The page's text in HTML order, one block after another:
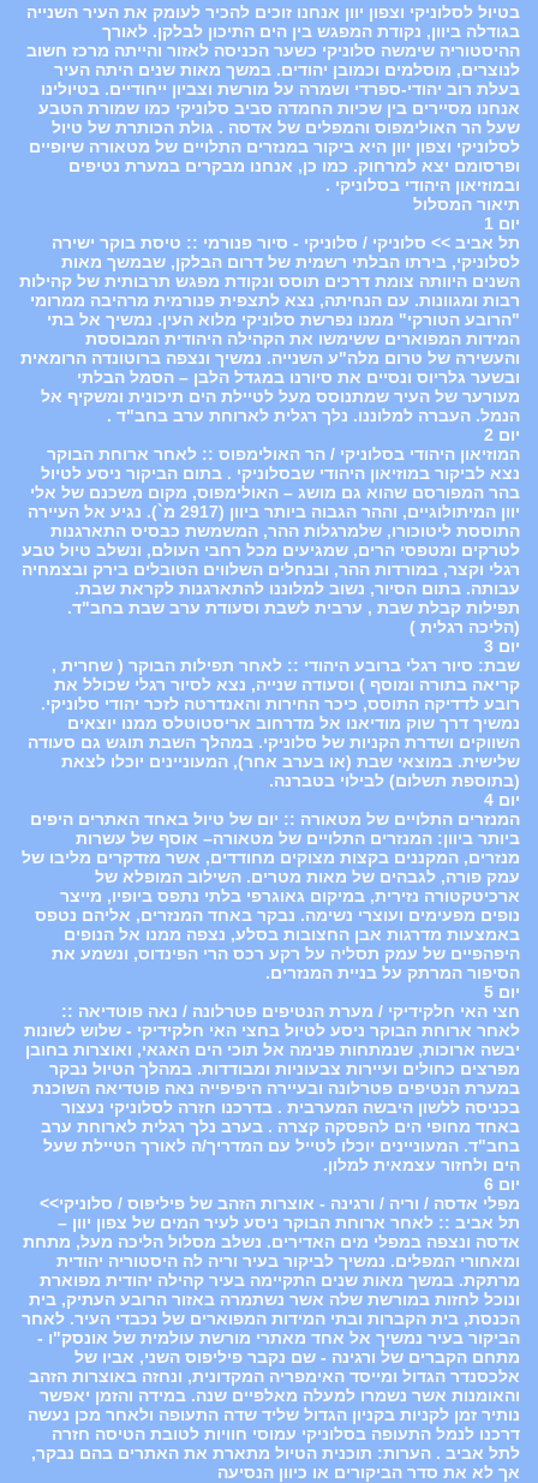
בטיול לסלוניקי וצפון יוון אנחנו זוכים להכיר לעומק את העיר השנייה
בגודלה ביוון, נקודת המפגש בין הים התיכון לבלקן. לאורך
ההיסטוריה שימשה סלוניקי כשער הכניסה לאזור והייתה מרכז חשוב
לנוצרים, מוסלמים וכמובן יהודים. במשך מאות שנים היתה העיר
בעלת רוב יהודי-ספרדי ושמרה על מורשת וצביון ייחודיים. בטיולינו
אנחנו מסיירים בין שכיות החמדה סביב סלוניקי כמו שמורת הטבע
שעל הר האולימפוס והמפלים של אדסה . גולת הכותרת של טיול
לסלוניקי וצפון יוון היא ביקור במנזרים התלויים של מטאורה שיופיים
ופרסומם יצא למרחוק. כמו כן, אנחנו מבקרים במערת נטיפים
ובמוזיאון היהודי בסלוניקי .
תיאור המסלול
יום 1
תל אביב >> סלוניקי / סלוניקי - סיור פנורמי :: טיסת בוקר ישירה
לסלוניקי, בירתו הבלתי רשמית של דרום הבלקן, שבמשך מאות
השנים היוותה צומת דרכים תוסס ונקודת מפגש תרבותית של קהילות
רבות ומגוונות. עם הנחיתה, נצא לתצפית פנורמית מרהיבה ממרומי
"הרובע הטורקי" ממנו נפרשת סלוניקי מלוא העין. נמשיך אל בתי
המידות המפוארים ששימשו את הקהילה היהודית המבוססת
והעשירה של טרום מלה"ע השנייה. נמשיך ונצפה ברוטונדה הרומאית
ובשער גלריוס ונסיים את סיורנו במגדל הלבן – הסמל הבלתי
מעורער של העיר שמתנוסס מעל לטיילת הים תיכונית ומשקיף אל
הנמל. העברה למלוננו. נלך רגלית לארוחת ערב בחב"ד .
יום 2
המוזיאון היהודי בסלוניקי / הר האולימפוס :: לאחר ארוחת הבוקר
נצא לביקור במוזיאון היהודי שבסלוניקי . בתום הביקור ניסע לטיול
בהר המפורסם שהוא גם מושג – האולימפוס, מקום משכנם של אלי
יוון המיתולוגיים, וההר הגבוה ביותר ביוון (2917 מ`). נגיע אל העיירה
התוססת ליטוכורו, שלמרגלות ההר, המשמשת כבסיס התארגנות
לטרקים ומטפסי הרים, שמגיעים מכל רחבי העולם, ונשלב טיול טבע
רגלי וקצר, במורדות ההר, ובנחלים השלווים הטובלים בירק ובצמחיה
עבותה. בתום הסיור, נשוב למלוננו להתארגנות לקראת שבת.
תפילות קבלת שבת , ערבית לשבת וסעודת ערב שבת בחב"ד.
(הליכה רגלית )
יום 3
שבת: סיור רגלי ברובע היהודי :: לאחר תפילות הבוקר ( שחרית ,
קריאה בתורה ומוסף ) וסעודה שנייה, נצא לסיור רגלי שכולל את
רובע לדדיקה התוסס, כיכר החירות והאנדרטה לזכר יהודי סלוניקי.
נמשיך דרך שוק מודיאנו אל מדרחוב אריסטוטלס ממנו יוצאים
השווקים ושדרת הקניות של סלוניקי. במהלך השבת תוגש גם סעודה
שלישית. במוצאי שבת (או בערב אחר), המעוניינים יוכלו לצאת
(בתוספת תשלום) לבילוי בטברנה.
יום 4
המנזרים התלויים של מטאורה :: יום של טיול באחד האתרים היפים
ביותר ביוון: המנזרים התלויים של מטאורה– אוסף של עשרות
מנזרים, המקננים בקצות מצוקים מחודדים, אשר מזדקרים מליבו של
עמק פורה, לגבהים של מאות מטרים. השילוב המופלא של
ארכיטקטורה נזירית, במיקום גאוגרפי בלתי נתפס ביופיו, מייצר
נופים מפעימים ועוצרי נשימה. נבקר באחד המנזרים, אליהם נטפס
באמצעות מדרגות אבן החצובות בסלע, נצפה ממנו אל הנופים
היפהפיים של עמק תסליה על רקע רכס הרי הפינדוס, ונשמע את
הסיפור המרתק על בניית המנזרים.
יום 5
חצי האי חלקידיקי / מערת הנטיפים פטרלונה / נאה פוטדיאה ::
לאחר ארוחת הבוקר ניסע לטיול בחצי האי חלקידיקי - שלוש לשונות
יבשה ארוכות, שנמתחות פנימה אל תוכי הים האגאי, ואוצרות בחובן
מפרצים כחולים ועיירות צבעוניות ומבודדות. במהלך הטיול נבקר
במערת הנטיפים פטרלונה ובעיירה היפיפייה נאה פוטדיאה השוכנת
בכניסה ללשון היבשה המערבית . בדרכנו חזרה לסלוניקי נעצור
באחד מחופי הים להפסקה קצרה . בערב נלך רגלית לארוחת ערב
בחב"ד. המעוניינים יוכלו לטייל עם המדריך/ה לאורך הטיילת שעל
הים ולחזור עצמאית למלון.
יום 6
מפלי אדסה / וריה / ורגינה - אוצרות הזהב של פיליפוס / סלוניקי>>
תל אביב :: לאחר ארוחת הבוקר ניסע לעיר המים של צפון יוון –
אדסה ונצפה במפלי מים האדירים. נשלב מסלול הליכה מעל, מתחת
ומאחורי המפלים. נמשיך לביקור בעיר וריה לה היסטוריה יהודית
מרתקת. במשך מאות שנים התקיימה בעיר קהילה יהודית מפוארת
ונוכל לחזות במורשת שלה אשר נשתמרה באזור הרובע העתיק, בית
הכנסת, בית הקברות ובתי המידות המפוארים של נכבדי העיר. לאחר
הביקור בעיר נמשיך אל אחד מאתרי מורשת עולמית של אונסק"ו -
מתחם הקברים של ורגינה - שם נקבר פיליפוס השני, אביו של
אלכסנדר הגדול ומייסד האימפריה המקדונית, ונחזה באוצרות הזהב
והאומנות אשר נשמרו למעלה מאלפיים שנה. במידה והזמן יאפשר
נותיר זמן לקניות בקניון הגדול שליד שדה התעופה ולאחר מכן נעשה
דרכנו לנמל התעופה בסלוניקי עמוסי חוויות לטובת הטיסה חזרה
לתל אביב . הערות: תוכנית הטיול מתארת את האתרים בהם נבקר,
אך לא את סדר הביקורים או כיוון הנסיעה